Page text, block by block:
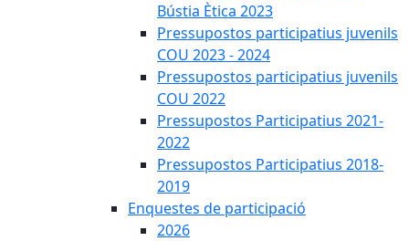
Bústia Ètica 2023
Pressupostos participatius juvenils
COU 2023 - 2024
Pressupostos participatius juvenils
COU 2022
Pressupostos Participatius 2021-
2022
Pressupostos Participatius 2018-
2019
Enquestes de participació
2026